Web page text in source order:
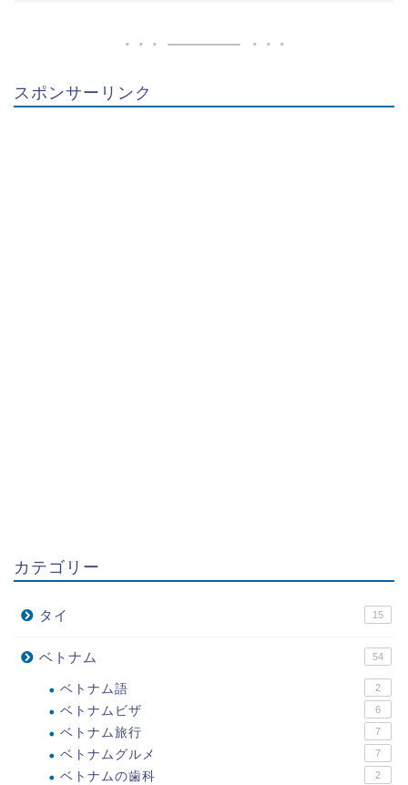
スポンサーリンク
カテゴリー
タイ 15
ベトナム 54
ベトナム語 2
ベトナムビザ 6
ベトナム旅行 7
ベトナムグルメ 7
ベトナムの歯科 2